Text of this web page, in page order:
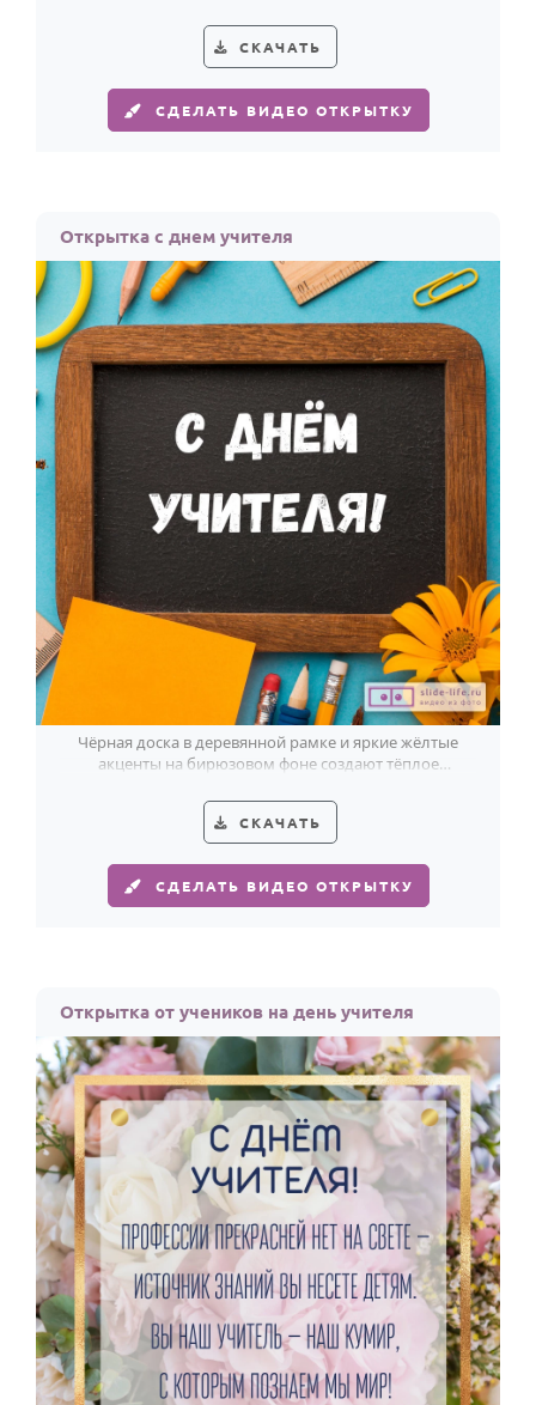
СКАЧАТЬ
СДЕЛАТЬ ВИДЕО ОТКРЫТКУ
Открытка с днем учителя
Чёрная доска в деревянной рамке и яркие жёлтые
акценты на бирюзовом фоне создают тёплое
СКАЧАТЬ
СДЕЛАТЬ ВИДЕО ОТКРЫТКУ
Открытка от учеников на день учителя